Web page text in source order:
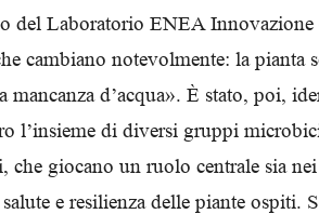
del Laboratorio ENEA
cambiano notevolmente: la pianta
mancanza d’acqua». È stato, poi,
l’insieme di diversi gruppi
che giocano un ruolo centrale sia
e resilienza delle piante ospiti.